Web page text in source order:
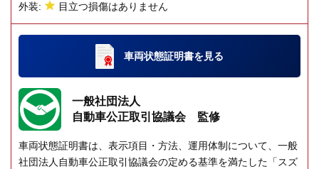
外装:
目立つ損傷はありません
車両状態証明書を見る
一般社団法人
自動車公正取引協議会 監修
車両状態証明書は、表示項目・方法、運用体制について、一般
社団法人自動車公正取引協議会の定める基準を満たした「スズ